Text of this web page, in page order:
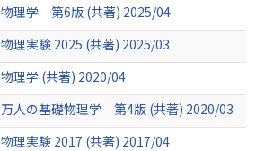
物理学 第6版 (共著) 2025/04
物理実験 2025 (共著) 2025/03
物理学 (共著) 2020/04
万人の基礎物理学 第4版 (共著) 2020/03
物理実験 2017 (共著) 2017/04